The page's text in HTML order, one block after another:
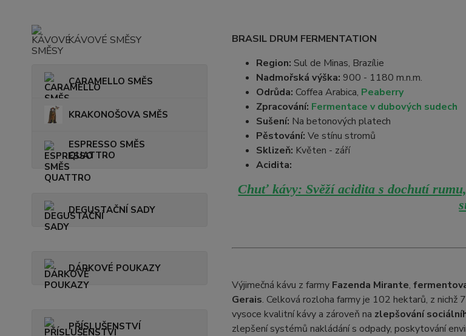
KÁVOVÉ SMĚSY
CARAMELLO SMĚS
KRAKONOŠOVA SMĚS
ESPRESSO SMĚS
QUATTRO
DEGUSTAČNÍ SADY
DÁRKOVÉ POUKAZY
PŘÍSLUŠENSTVÍ
BRASIL DRUM FERMENTATION
Region: Sul de Minas, Brazílie
Nadmořská výška: 900 - 1180 m.n.m.
Odrůda: Coffea Arabica, Peaberry
Zpracování: Fermentace v dubových sudech
Sušení: Na betonových platech
Pěstování: Ve stínu stromů
Sklizeň: Květen - září
Acidita:
Chuť kávy: Svěží acidita s dochutí
Výjimečná kávu z farmy Fazenda Mirante,
Gerais. Celková rozloha farmy je 102 hektarů, z nichž
vysoce kvalitní kávy a zároveň na zlepšování
zlepšení systémů nakládání s odpady, poskytování